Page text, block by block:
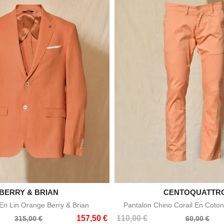
Aperçu rapide
CENTOQUATTRO
Corail En Coton Centoquattro
60,00 € 42,00 €
Aperçu
KEELING
Polo En Coton
90,00 €
Prix
50,00 €
Prix